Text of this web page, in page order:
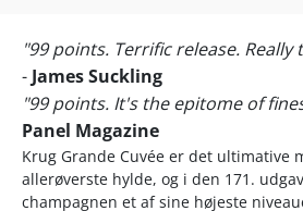
"99 points. Terrific release.
- James Suckling
"99 points. It's the epitome of
Panel Magazine
Krug Grande Cuvée er det ultimative
allerøverste hylde, og i den 171.
champagnen et af sine højeste